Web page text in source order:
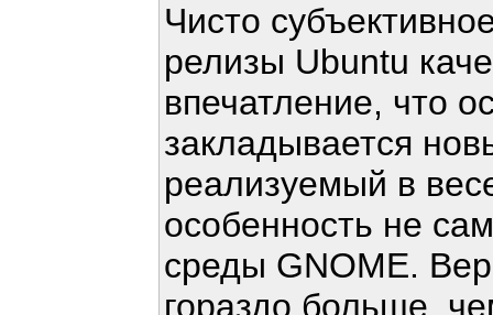
Чисто
релизы Ubuntu
впечатление, что
закладывается
реализуемый в
особенность не
среды GNOME.
гораздо больше,